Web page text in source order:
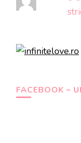
FACEBOOK –